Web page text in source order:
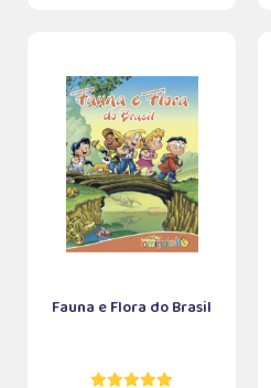
Fauna e Flora do Brasil